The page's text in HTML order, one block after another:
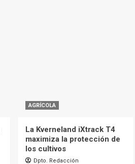
AGRÍCOLA
La Kverneland iXtrack T4
maximiza la protección de
los cultivos
Dpto. Redacción